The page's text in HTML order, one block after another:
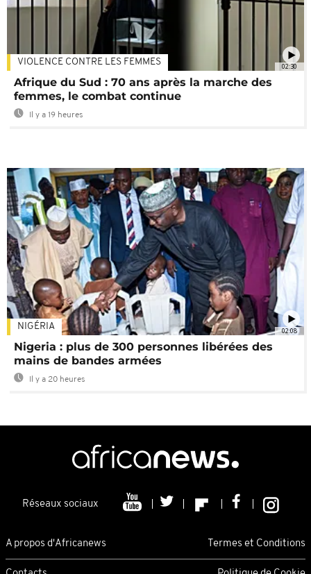
02:30
VIOLENCE CONTRE LES FEMMES
Afrique du Sud : 70 ans après la marche des
femmes, le combat continue
Il y a 19 heures
02:08
NIGÉRIA
Nigeria : plus de 300 personnes libérées des
mains de bandes armées
Il y a 20 heures
Réseaux sociaux
A propos d'Africanews Termes et Conditions